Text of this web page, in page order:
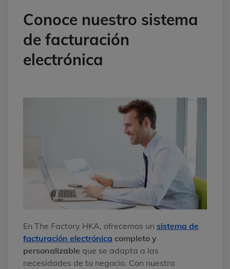
Conoce nuestro sistema
de facturación
electrónica
En The Factory HKA, ofrecemos un sistema de
facturación electrónica completo y
personalizable que se adapta a las
necesidades de tu negocio. Con nuestra